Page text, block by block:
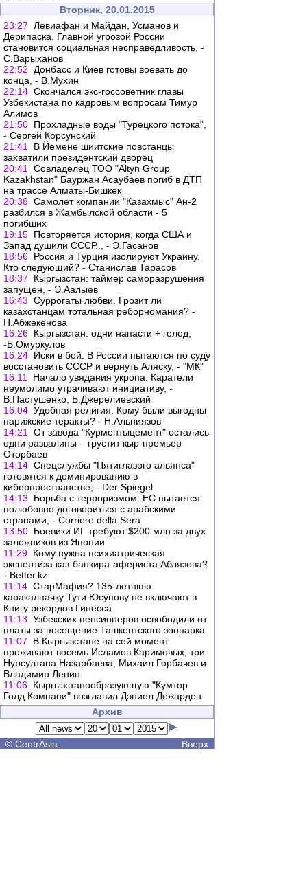
Вторник, 20.01.2015
23:27 Левиафан и Майдан, Усманов и
Дерипаска. Главной угрозой России
становится социальная несправедливость, -
С.Варыханов
22:52
Донбасс и Киев готовы воевать до
конца, - В.Мухин
22:14 Скончался экс-госсоветник главы
Узбекистана по кадровым вопросам Тимур
Алимов
21:50 Прохладные воды "Турецкого потока",
- Сергей Корсунский
21:41
В Йемене шиитские повстанцы
захватили президентский дворец
20:41
Совладелец ТОО "Altyn Group
Kazakhstan" Бауржан Асаубаев погиб в ДТП
на трассе Алматы-Бишкек
20:38 Самолет компании "Казахмыс" Ан-2
разбился в Жамбылской области - 5
погибших
19:15 Повторяется история, когда США и
Запад душили СССР.., - Э.Гасанов
18:56 Россия и Турция изолируют Украину.
Кто следующий? - Станислав Тарасов
18:37
Кыргызстан: таймер саморазрушения
запущен, - Э.Аалыев
16:43 Суррогаты любви. Грозит ли
казахстанцам тотальная реборномания? -
Н.Абжекенова
16:26 Кыргызстан: одни напасти + голод,
-Б.Омуркулов
16:24 Иски в бой. В России пытаются по суду
восстановить СССР и вернуть Аляску, - "МК"
16:11
Начало увядания укропа. Каратели
неумолимо утрачивают инициативу, -
В.Пастушенко, Б.Джерелиевский
16:04 Удобная религия. Кому были выгодны
парижские теракты? - Н.Альниязов
14:21
От завода "Курментыцемент" остались
одни развалины – грустит кыр-премьер
Оторбаев
14:14 Спецслужбы "Пятиглазого альянса"
готовятся к доминированию в
киберпространстве, - Der Spiegel
14:13
Борьба с терроризмом: ЕС пытается
полюбовно договориться с арабскими
странами, - Corriere della Sera
13:50 Боевики ИГ требуют $200 млн за двух
заложников из Японии
11:29 Кому нужна психиатрическая
экспертиза каз-банкира-афериста Аблязова?
- Better.kz
11:14 СтарМафия? 135-летнюю
каракалпачку Тути Юсупову не включают в
Книгу рекордов Гинесса
11:13 Узбекских пенсионеров освободили от
платы за посещение Ташкентского зоопарка
11:07
В Кыргызстане на сей момент
проживают восемь Исламов Каримовых, три
Нурсултана Назарбаева, Михаил Горбачев и
Владимир Ленин
11:06 Кыргызстанообразующую "Кумтор
Голд Компани" возглавил Дэниел Дежарден
Архив
© CentrAsia Вверх